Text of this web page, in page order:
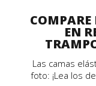
COMPARE
EN
Las camas
foto: ¡Lea los